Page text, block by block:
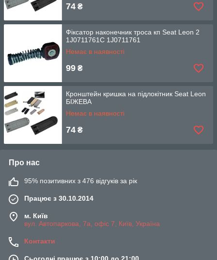
74 ₴
Фіксатор наконечник троса кп Seat Leon 2
1J0711761С 1J0711761
Немає в наявності
99 ₴
Кронштейн кришка на підлокітник Seat Leon
БІЖЕВА
Немає в наявності
74 ₴
Про нас
95% позитивних з 476 відгуків за рік
Працює з 30.10.2014
м. Київ
вул. Автопаркова, 7а, офіс 7, Київ, Україна
Контакти